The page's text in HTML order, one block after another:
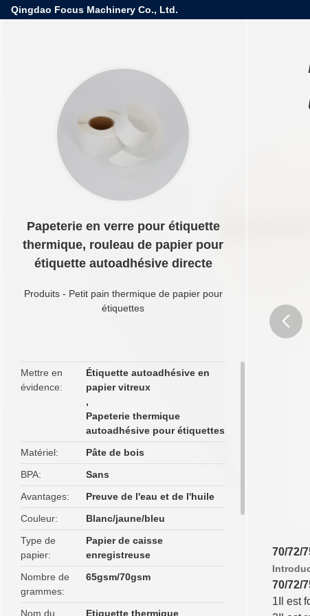
Qingdao Focus Machinery Co., Ltd.
Papeterie en verre pour étiquette
thermique, rouleau de papier pour
étiquette autoadhésive directe
Produits- Petit pain thermique de papier pour
étiquettes
Mettre en
évidence
Étiquette autoadhésive en
papier vitreux
,
Papeterie thermique
autoadhésive pour étiquettes
Matériel
Pâte de bois
BPA
Sans
Avantages
Preuve de l'eau et de l'huile
Couleur
Blanc/jaune/bleu
Type de
papier
Papier de caisse
enregistreuse
Nombre de
grammes
65gsm/70gsm
Nom du Etiquette thermique
70/72/
70/72/
1Il est